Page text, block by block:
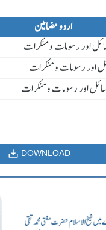
اردو مضامین
اور رسومات و منکرات
اور رسومات و منکرات
اور رسومات و منکرات
DOWNLOAD